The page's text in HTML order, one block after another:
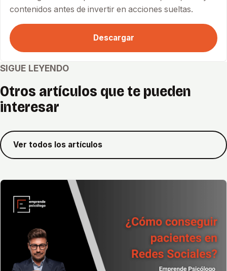
contenidos antes de invertir en acciones sueltas.
Descargar
SIGUE LEYENDO
Otros artículos que te pueden
interesar
Ver todos los artículos